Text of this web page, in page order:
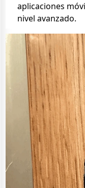
aplicaciones
nivel avanzado.